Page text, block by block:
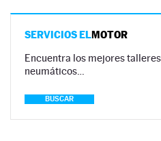
SERVICIOS ELMOTOR
Encuentra los mejores
neumáticos…
BUSCAR